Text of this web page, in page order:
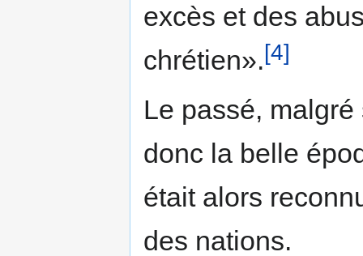
excès et des
chrétien».[4]
Le passé,
donc la belle
était alors
des nations.